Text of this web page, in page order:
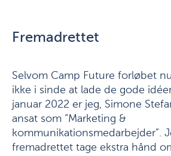
Fremadrettet
Selvom Camp Future forløbet
ikke i sinde at lade de gode
januar 2022 er jeg, Simone
ansat som “Marketing &
kommunikationsmedarbejder”.
fremadrettet tage ekstra hånd